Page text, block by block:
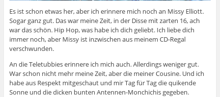
Es ist schon etwas her, aber ich erinnere mich noch an Missy Elliott.
Sogar ganz gut. Das war meine Zeit, in der Disse mit zarten 16, ach
war das schön. Hip Hop, was habe ich dich geliebt. Ich liebe dich
immer noch, aber Missy ist inzwischen aus meinem CD-Regal
verschwunden.
An die Teletubbies erinnere ich mich auch. Allerdings weniger gut.
War schon nicht mehr meine Zeit, aber die meiner Cousine. Und ich
habe aus Respekt mitgeschaut und mir Tag für Tag die quikende
Sonne und die dicken bunten Antennen-Monchichis gegeben.